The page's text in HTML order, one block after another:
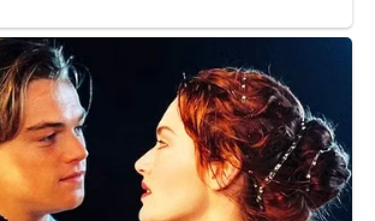
arrive à point nommé pour
des épreuves difficiles, notamment le
et les nombreuses critiques sur sa
poids. En s’affichant amoureuse et
envoie un message fort : elle est bien